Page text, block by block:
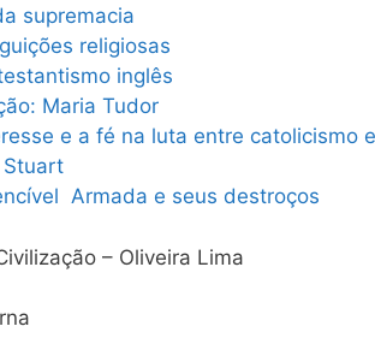
supremacia
religiosas
inglês
Maria Tudor
e a fé na luta entre catolicismo
Stuart
Armada e seus destroços
– Oliveira Lima